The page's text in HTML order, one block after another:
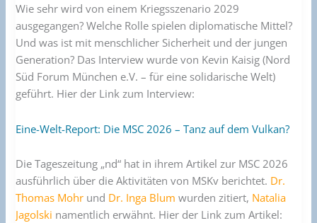
Wie sehr wird von einem Kriegsszenario 2029
ausgegangen? Welche Rolle spielen diplomatische Mittel?
Und was ist mit menschlicher Sicherheit und der jungen
Generation? Das Interview wurde von Kevin Kaisig (Nord
Süd Forum München e.V. – für eine solidarische Welt)
geführt. Hier der Link zum Interview:
Eine-Welt-Report: Die MSC 2026 – Tanz auf dem Vulkan?
Die Tageszeitung „nd“ hat in ihrem Artikel zur MSC 2026
ausführlich über die Aktivitäten von MSKv berichtet. Dr.
Thomas Mohr und Dr. Inga Blum wurden zitiert, Natalia
Jagolski namentlich erwähnt. Hier der Link zum Artikel: